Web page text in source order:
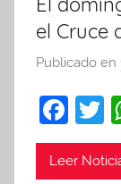
el Cruce
Publicado en
F
a
c
T
Leer